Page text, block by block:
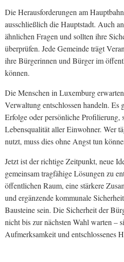
Die Herausforderungen am
ausschließlich die Hauptstadt. Auch
ähnlichen Fragen und sollten ihre
überprüfen. Jede Gemeinde trägt
ihre Bürgerinnen und Bürger im
können.
Die Menschen in Luxemburg
Verwaltung entschlossen handeln. Es
Erfolge oder persönliche Profilierung,
Lebensqualität aller Einwohner. Wer
nutzt, muss dies ohne Angst tun
Jetzt ist der richtige Zeitpunkt, neue
gemeinsam tragfähige Lösungen zu
öffentlichen Raum, eine stärkere
und ergänzende kommunale
Bausteine sein. Die Sicherheit der
nicht bis zur nächsten Wahl warten –
Aufmerksamkeit und entschlossenes